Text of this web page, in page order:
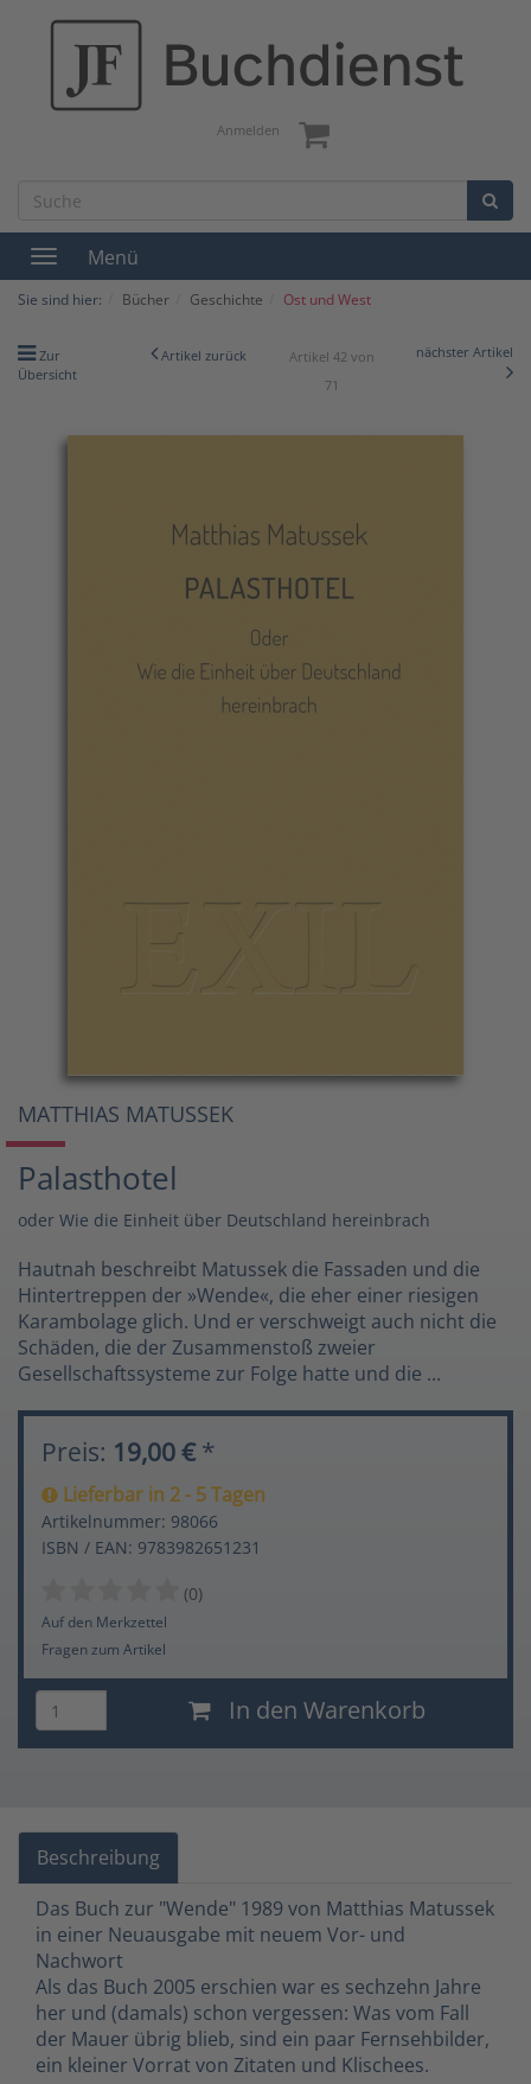
Anmelden
Toggle
navigation
Menü
Sie sind hier: Bücher Geschichte Ost und West
Zur
Übersicht
Artikel zurück
Artikel 42 von
71
nächster Artikel
MATTHIAS MATUSSEK
Palasthotel
oder Wie die Einheit über Deutschland hereinbrach
Hautnah beschreibt Matussek die Fassaden und die
Hintertreppen der »Wende«, die eher einer riesigen
Karambolage glich. Und er verschweigt auch nicht die
Schäden, die der Zusammenstoß zweier
Gesellschaftssysteme zur Folge hatte und die ...
Preis: 19,00 € *
Lieferbar in 2 - 5 Tagen
Artikelnummer: 98066
ISBN / EAN: 9783982651231
(0)
Auf den Merkzettel
Fragen zum Artikel
In den Warenkorb
Beschreibung
Das Buch zur "Wende" 1989 von Matthias Matussek
in einer Neuausgabe mit neuem Vor- und
Nachwort
Als das Buch 2005 erschien war es sechzehn Jahre
her und (damals) schon vergessen: Was vom Fall
der Mauer übrig blieb, sind ein paar Fernsehbilder,
ein kleiner Vorrat von Zitaten und Klischees.